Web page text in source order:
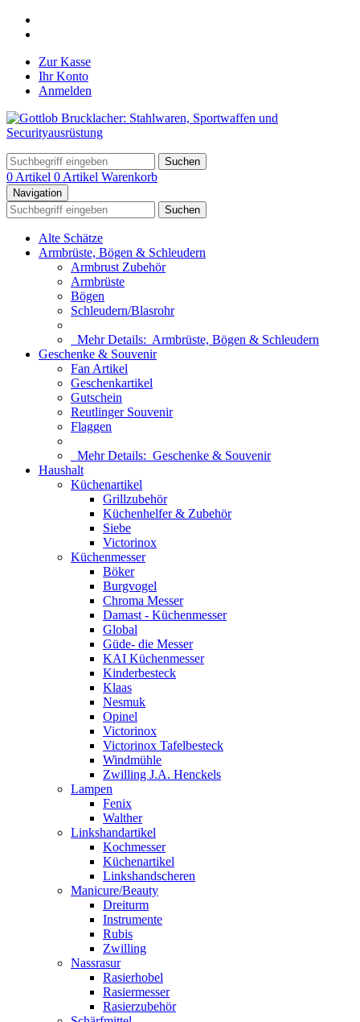
Zur Kasse
Ihr Konto
Anmelden
Suchen
0 Artikel 0 Artikel Warenkorb
Navigation
Suchen
Alte Schätze
Armbrüste, Bögen & Schleudern
Armbrust Zubehör
Armbrüste
Bögen
Schleudern/Blasrohr
Mehr Details: Armbrüste, Bögen & Schleudern
Geschenke & Souvenir
Fan Artikel
Geschenkartikel
Gutschein
Reutlinger Souvenir
Flaggen
Mehr Details: Geschenke & Souvenir
Haushalt
Küchenartikel
Grillzubehör
Küchenhelfer & Zubehör
Siebe
Victorinox
Küchenmesser
Böker
Burgvogel
Chroma Messer
Damast - Küchenmesser
Global
Güde- die Messer
KAI Küchenmesser
Kinderbesteck
Klaas
Nesmuk
Opinel
Victorinox
Victorinox Tafelbesteck
Windmühle
Zwilling J.A. Henckels
Lampen
Fenix
Walther
Linkshandartikel
Kochmesser
Küchenartikel
Linkshandscheren
Manicure/Beauty
Dreiturm
Instrumente
Rubis
Zwilling
Nassrasur
Rasierhobel
Rasiermesser
Rasierzubehör